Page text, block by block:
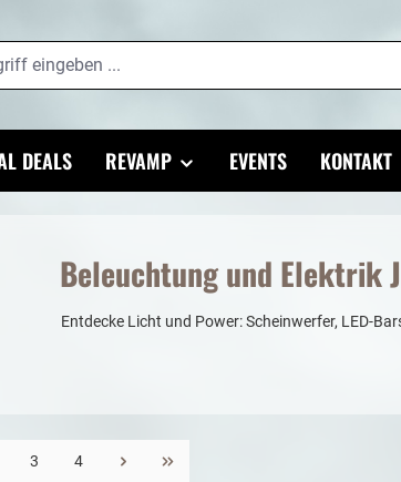
DEALS REVAMP EVENTS KONTAKT
Beleuchtung und Elektrik
Entdecke Licht und Power: Scheinwerfer, LED-
3 4